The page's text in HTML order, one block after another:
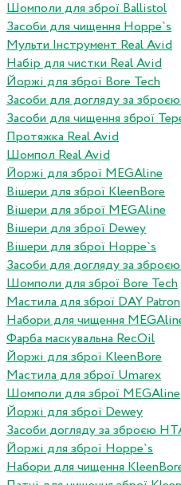
Шомполи для зброї Ballistol
Засоби для чищення Hoppe`s
Мульти Інструмент Real Avid
Набір для чистки Real Avid
Йоржі для зброї Bore Tech
Засоби для догляду за
Засоби для чищення зброї
Протяжка Real Avid
Шомпол Real Avid
Йоржі для зброї MEGAline
Вішери для зброї KleenBore
Вішери для зброї MEGAline
Вішери для зброї Dewey
Вішери для зброї Hoppe`s
Засоби для догляду за
Шомполи для зброї Bore Tech
Мастила для зброї DAY Patron
Набори для чищення
Фарба маскувальна RecOil
Йоржі для зброї KleenBore
Мастила для зброї Umarex
Шомполи для зброї MEGAline
Йоржі для зброї Dewey
Засоби догляду за зброєю
Йоржі для зброї Hoppe`s
Набори для чищення